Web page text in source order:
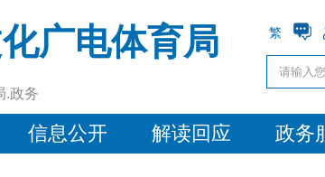
广电体育局
.政务
繁
信息公开 解读回应 政务